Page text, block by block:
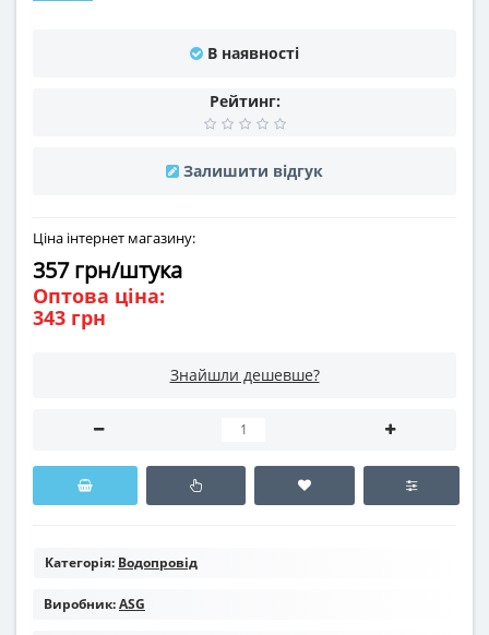
В наявності
Рейтинг:
Залишити відгук
Ціна інтернет магазину:
357 грн/штука
Оптова ціна:
343 грн
Знайшли дешевше?
Категорія: Водопровід
Виробник:ASG